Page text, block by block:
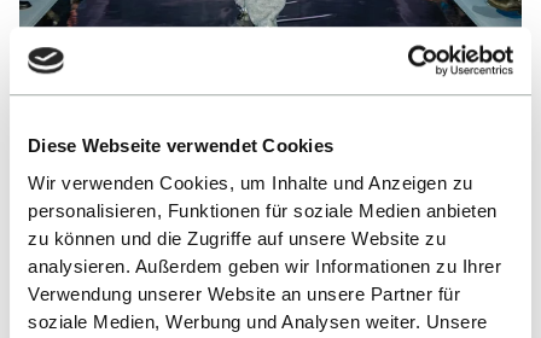
Diese Webseite verwendet Cookies
Wir verwenden Cookies, um Inhalte und Anzeigen zu
personalisieren, Funktionen für soziale Medien anbieten
zu können und die Zugriffe auf unsere Website zu
analysieren. Außerdem geben wir Informationen zu Ihrer
Verwendung unserer Website an unsere Partner für
soziale Medien, Werbung und Analysen weiter. Unsere
Matthias Eckert ©